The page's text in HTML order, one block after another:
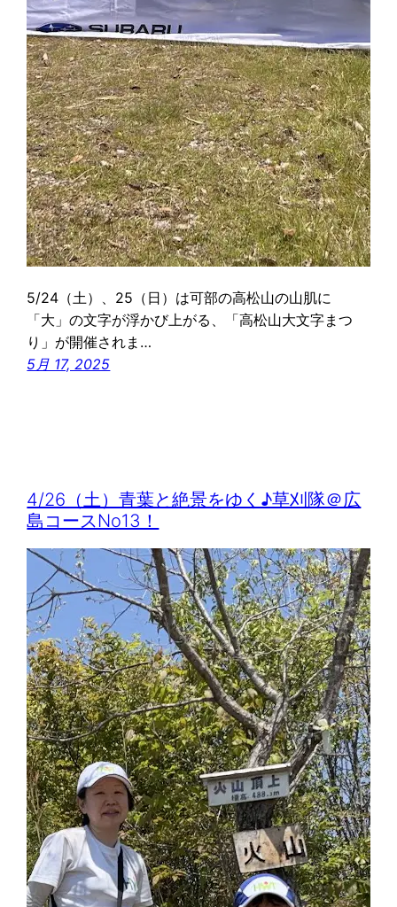
5/24（土）、25（日）は可部の高松山の山肌に
「大」の文字が浮かび上がる、「高松山大文字まつ
り」が開催されま…
5月 17, 2025
4/26（土）青葉と絶景をゆく♪草刈隊＠広
島コースNo13！